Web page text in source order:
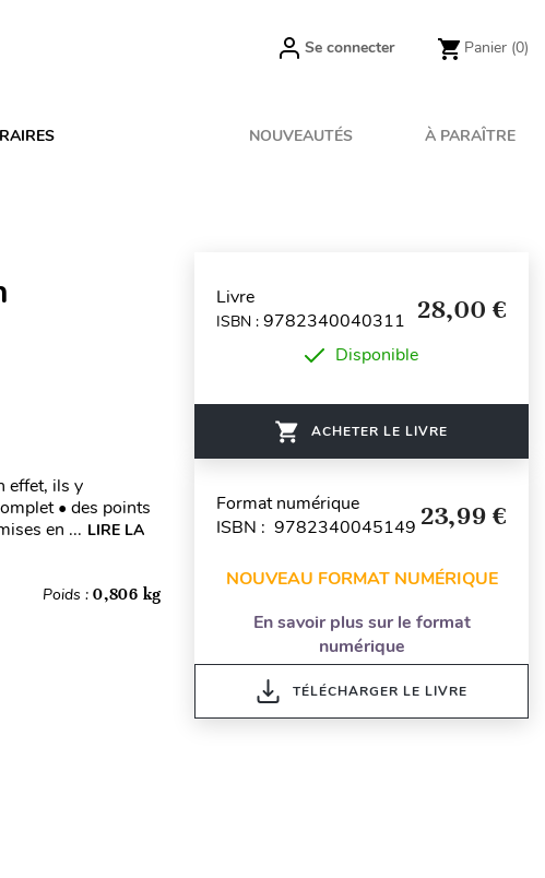
Se connecter Panier (0)
NOUVEAUTÉS À PARAÎTRE
effet, ils y
• des points
en ... LIRE LA
Poids :0,806 kg
Livre
ISBN : 9782340040311 28,00 €
Disponible
ACHETER LE LIVRE
Format numérique
ISBN : 9782340045149 23,99 €
NOUVEAU FORMAT NUMÉRIQUE
En savoir plus sur le format
numérique
TÉLÉCHARGER LE LIVRE